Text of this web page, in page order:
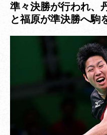
準々決勝が行われ、
と福原が準決勝へ駒